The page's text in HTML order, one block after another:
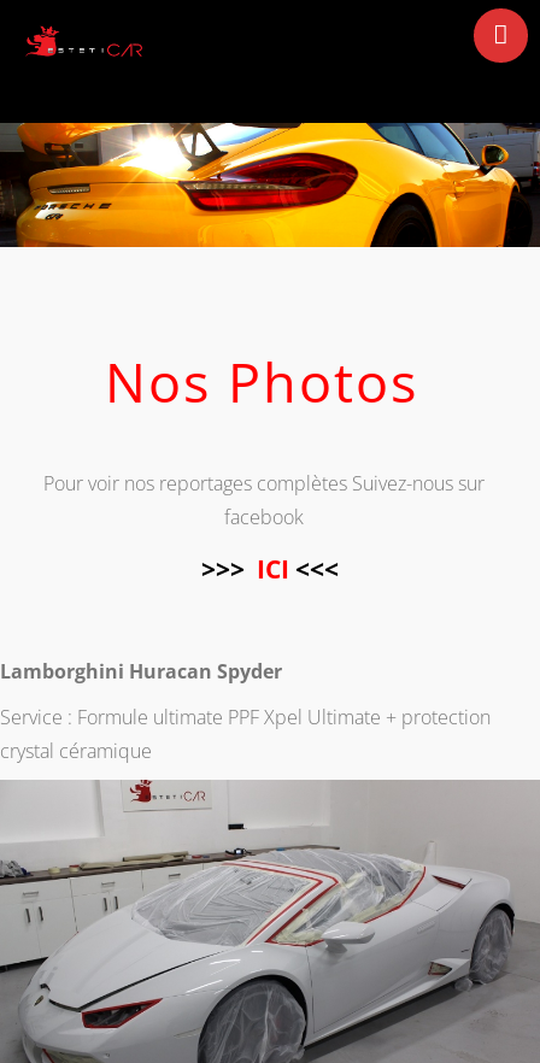
qui sommes nous ??
Services
Gallerie
Nos Photos
Pour voir nos reportages complètes Suivez-nous sur
facebook
>>> ICI <<<
Lamborghini Huracan Spyder
Service : Formule ultimate PPF Xpel Ultimate + protection
crystal céramique